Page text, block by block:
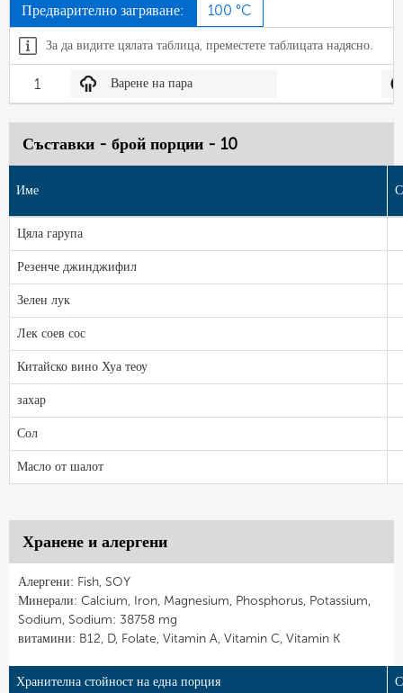
Предварително загряване: 100 °C
За да видите цялата таблица, преместете таблицата надясно.
1 Варене на пара
Съставки - брой порции - 10
Име
Цяла гарупа
Резенче джинджифил
Зелен лук
Лек соев сос
Китайско вино Хуа теоу
захар
Сол
Масло от шалот
Хранене и алергени
Алергени: Fish, SOY
Минерали: Calcium, Iron, Magnesium, Phosphorus, Potassium,
Sodium, Sodium: 38758 mg
витамини: B12, D, Folate, Vitamin A, Vitamin C, Vitamin K
Хранителна стойност на една порция